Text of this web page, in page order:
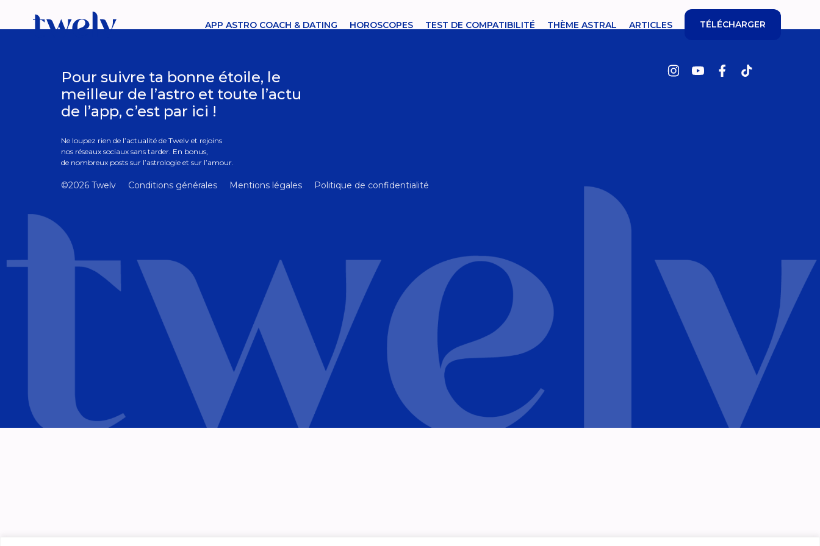
APP ASTRO COACH & DATING HOROSCOPES TEST DE COMPATIBILITÉ THÈME ASTRAL ARTICLES TÉLÉCHARGER
Pour suivre ta bonne étoile, le
meilleur de l’astro et toute l’actu
de l’app, c’est par ici !
Ne loupez rien de l’actualité de Twelv et rejoins
nos réseaux sociaux sans tarder. En bonus,
de nombreux posts sur l’astrologie et sur l’amour.
©2026 Twelv Conditions générales Mentions légales Politique de confidentialité